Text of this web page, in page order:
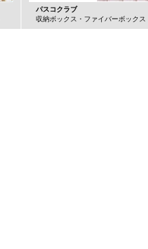
パスコクラブ
収納ボックス・ファイバーボックス